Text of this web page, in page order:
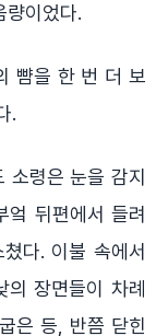
량이었다.
뺨을 한 번 더 보
.
령은 눈을 감지
뒤편에서 들려
다. 이불 속에서
장면들이 차례
은 등, 반쯤 닫힌